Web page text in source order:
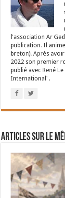
l'association Ar
publication. Il
breton). Après
2022 son premier
publié avec René
International".
Articles sur le